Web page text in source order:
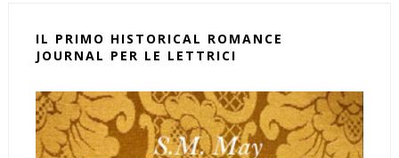
IL PRIMO HISTORICAL ROMANCE
JOURNAL PER LE LETTRICI